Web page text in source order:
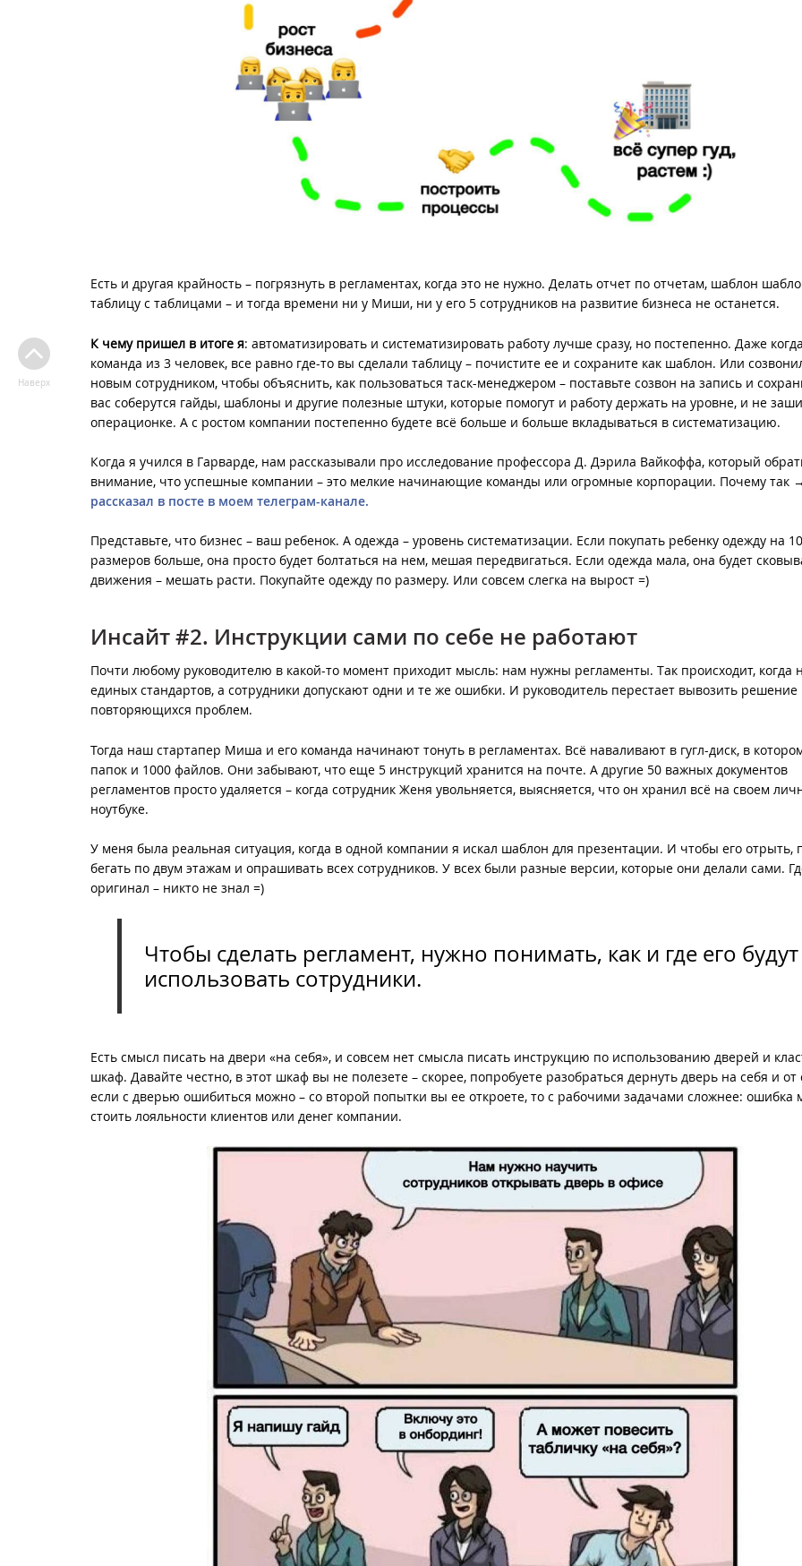
Есть и другая крайность – погрязнуть в регламентах, когда это не нужно. Делать отчет по отчетам, шаблон
таблицу с таблицами – и тогда времени ни у Миши, ни у его 5 сотрудников на развитие бизнеса не останется.
К чему пришел в итоге я: автоматизировать и систематизировать работу лучше сразу, но постепенно. Даже
команда из 3 человек, все равно где-то вы сделали таблицу – почистите ее и сохраните как шаблон. Или
новым сотрудником, чтобы объяснить, как пользоваться таск-менеджером – поставьте созвон на запись и
вас соберутся гайды, шаблоны и другие полезные штуки, которые помогут и работу держать на уровне, и не
операционке. А с ростом компании постепенно будете всё больше и больше вкладываться в систематизацию.
Когда я учился в Гарварде, нам рассказывали про исследование профессора Д. Дэрила Вайкоффа, который
внимание, что успешные компании – это мелкие начинающие команды или огромные корпорации. Почему так →
рассказал в посте в моем телеграм-канале.
Представьте, что бизнес – ваш ребенок. А одежда – уровень систематизации. Если покупать ребенку одежду на 10
размеров больше, она просто будет болтаться на нем, мешая передвигаться. Если одежда мала, она будет
движения – мешать расти. Покупайте одежду по размеру. Или совсем слегка на вырост =)
Инсайт #2. Инструкции сами по себе не работают
Почти любому руководителю в какой-то момент приходит мысль: нам нужны регламенты. Так происходит, когда
единых стандартов, а сотрудники допускают одни и те же ошибки. И руководитель перестает вывозить решение
повторяющихся проблем.
Тогда наш стартапер Миша и его команда начинают тонуть в регламентах. Всё наваливают в гугл-диск, в
папок и 1000 файлов. Они забывают, что еще 5 инструкций хранится на почте. А другие 50 важных документов
регламентов просто удаляется – когда сотрудник Женя увольняется, выясняется, что он хранил всё на своем
ноутбуке.
У меня была реальная ситуация, когда в одной компании я искал шаблон для презентации. И чтобы его отрыть,
бегать по двум этажам и опрашивать всех сотрудников. У всех были разные версии, которые они делали сами.
оригинал – никто не знал =)
Чтобы сделать регламент, нужно понимать, как и где его будут
использовать сотрудники.
Есть смысл писать на двери «на себя», и совсем нет смысла писать инструкцию по использованию дверей и
шкаф. Давайте честно, в этот шкаф вы не полезете – скорее, попробуете разобраться дернуть дверь на себя и от
если с дверью ошибиться можно – со второй попытки вы ее откроете, то с рабочими задачами сложнее: ошибка
стоить лояльности клиентов или денег компании.
Наверх